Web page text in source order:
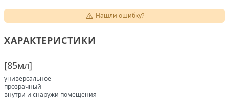
Нашли ошибку?
ХАРАКТЕРИСТИКИ
[85мл]
универсальное
прозрачный
внутри и снаружи помещения